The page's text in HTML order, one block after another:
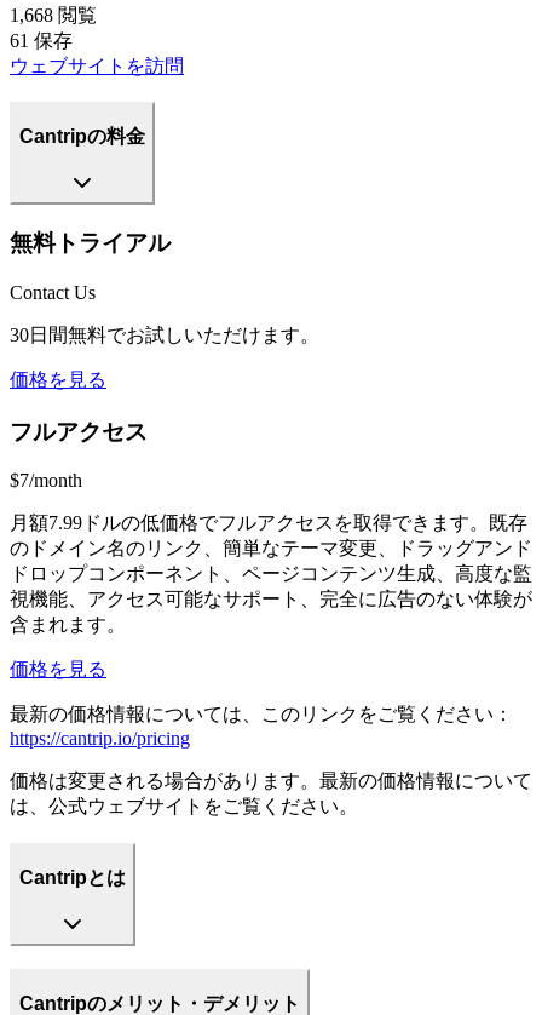
1,668 閲覧
61 保存
ウェブサイトを訪問
Cantripの料金
無料トライアル
Contact Us
30日間無料でお試しいただけます。
価格を見る
フルアクセス
$7/month
月額7.99ドルの低価格でフルアクセスを取得できます。既存
のドメイン名のリンク、簡単なテーマ変更、ドラッグアンド
ドロップコンポーネント、ページコンテンツ生成、高度な監
視機能、アクセス可能なサポート、完全に広告のない体験が
含まれます。
価格を見る
最新の価格情報については、このリンクをご覧ください：
https://cantrip.io/pricing
価格は変更される場合があります。最新の価格情報について
は、公式ウェブサイトをご覧ください。
Cantripとは
Cantripのメリット・デメリット